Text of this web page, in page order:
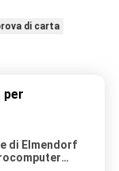
di carta
per
di Elmendorf